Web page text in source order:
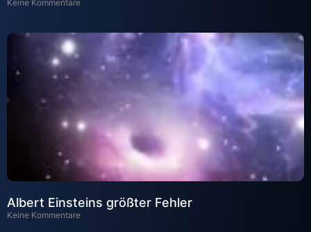
Keine Kommentare
Albert Einsteins größter Fehler
Keine Kommentare